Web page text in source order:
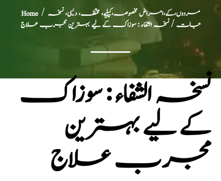
Home/ مردوں،کے،امراض مخصوصہ،کیلیے، مختلف، دیسی، نسخہ
جات / نسخہ الشفاء : سوزاک کے لیے بہترین مجرب علاج
نسخہ الشفاء : سوزاک
کے لیے بہترین
مجرب علاج